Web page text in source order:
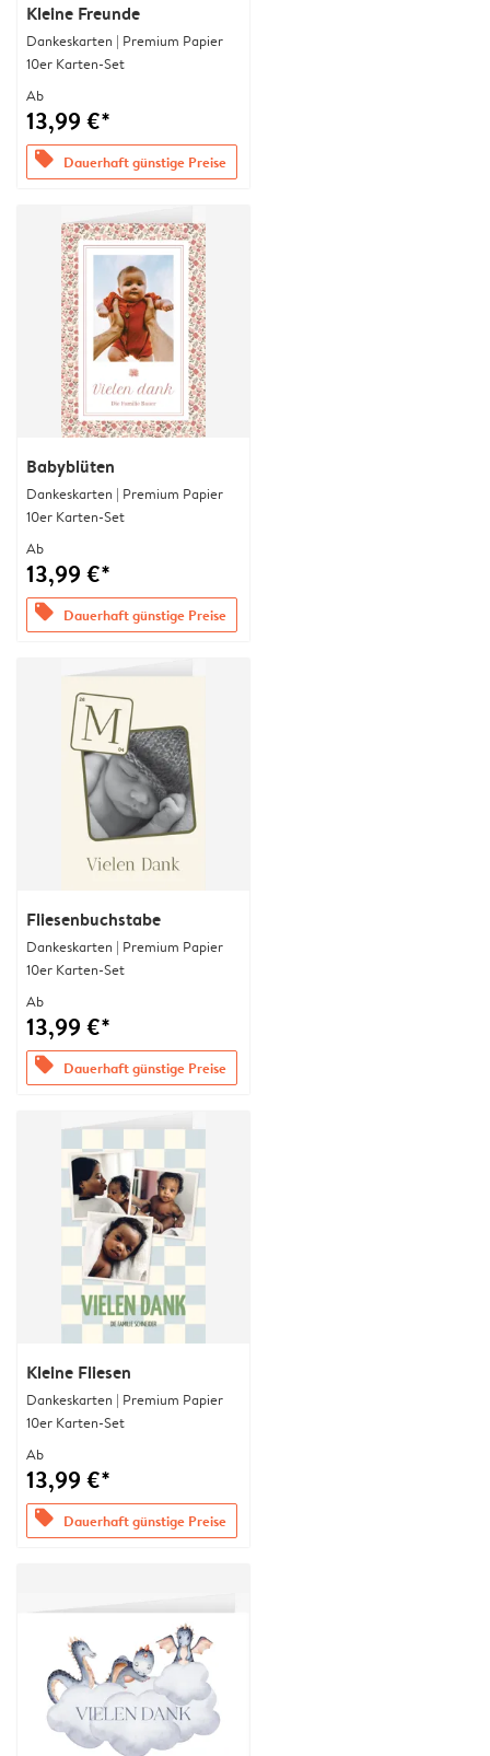
Kleine Freunde
Dankeskarten | Premium Papier
10er Karten-Set
Ab
13,99 €*
offers Dauerhaft günstige Preise
Babyblüten
Dankeskarten | Premium Papier
10er Karten-Set
Ab
13,99 €*
offers Dauerhaft günstige Preise
Fliesenbuchstabe
Dankeskarten | Premium Papier
10er Karten-Set
Ab
13,99 €*
offers Dauerhaft günstige Preise
Kleine Fliesen
Dankeskarten | Premium Papier
10er Karten-Set
Ab
13,99 €*
offers Dauerhaft günstige Preise